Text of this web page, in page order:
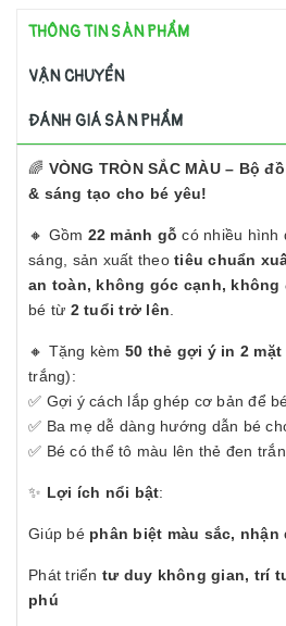
THÔNG TIN SẢN PHẨM
VẬN CHUYỂN
ĐÁNH GIÁ SẢN PHẨM
🌈 VÒNG TRÒN SẮC MÀU – Bộ
& sáng tạo cho bé yêu!
🔸 Gồm 22 mảnh gỗ có nhiều hình
sáng, sản xuất theo tiêu chuẩn
an toàn, không góc cạnh, không
bé từ 2 tuổi trở lên
🔸 Tặng kèm 50 thẻ gợi ý in 2 mặt
trắng):
✅ Gợi ý cách lắp ghép cơ bản để
✅ Ba mẹ dễ dàng hướng dẫn bé
✅ Bé có thể tô màu lên thẻ đen
✨ Lợi ích nổi bật:
Giúp bé phân biệt màu sắc,
Phát triển tư duy không gian, trí
phú